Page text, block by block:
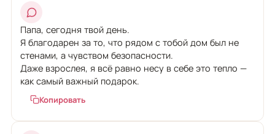
Папа, сегодня твой день.
Я благодарен за то, что рядом с тобой дом был не
стенами, а чувством безопасности.
Даже взрослея, я всё равно несу в себе это тепло —
как самый важный подарок.
Копировать